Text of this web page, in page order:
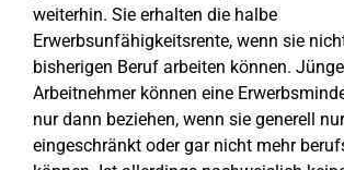
weiterhin. Sie erhalten die halbe
Erwerbsunfähigkeitsrente, wenn sie
bisherigen Beruf arbeiten können.
Arbeitnehmer können eine
nur dann beziehen, wenn sie generell
eingeschränkt oder gar nicht mehr